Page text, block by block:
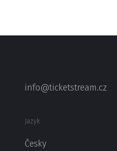
info@ticketstream.cz
Jazyk
Česky